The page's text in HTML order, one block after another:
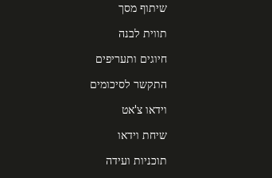
שיתוף מסך
תווית לבנה
חיוגים ותעריפים
התקשר לסיכומים
וידאו צ'אט
שיחת וידאו
תוכניות ועידה